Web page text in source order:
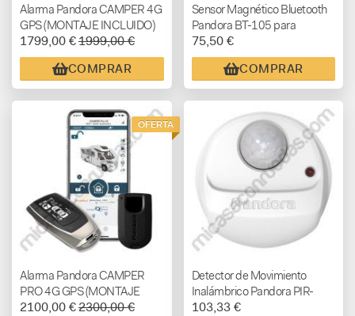
Alarma Pandora CAMPER 4G
GPS (MONTAJE INCLUIDO)
1799,00 €1999,00 €
COMPRAR
Sensor Magnético Bluetooth
Pandora BT-105 para
Alarmas Pandora
75,50 €
COMPRAR
OFERTA
Alarma Pandora CAMPER
PRO 4G GPS (MONTAJE
INCLUIDO)
2100,00 €2300,00 €
Detector de Movimiento
Inalámbrico Pandora PIR-
100BT
103,33 €